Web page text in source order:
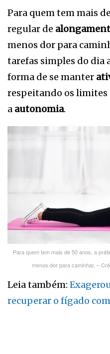
Para quem tem mais
regular de
menos dor para
tarefas simples do dia
forma de se manter
respeitando os limites
a autonomia.
Para quem tem mais de 50 anos, a
menos dor para caminhar, –
Leia também:
recuperar o fígado